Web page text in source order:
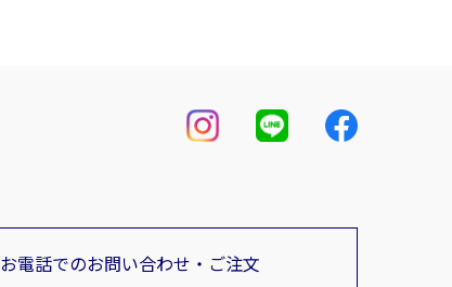
お電話でのお問い合わせ・ご注文